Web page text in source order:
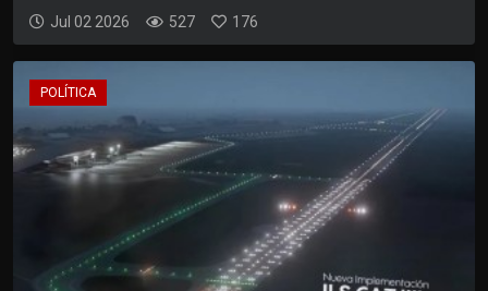
Jul 02 2026 527 176
POLÍTICA